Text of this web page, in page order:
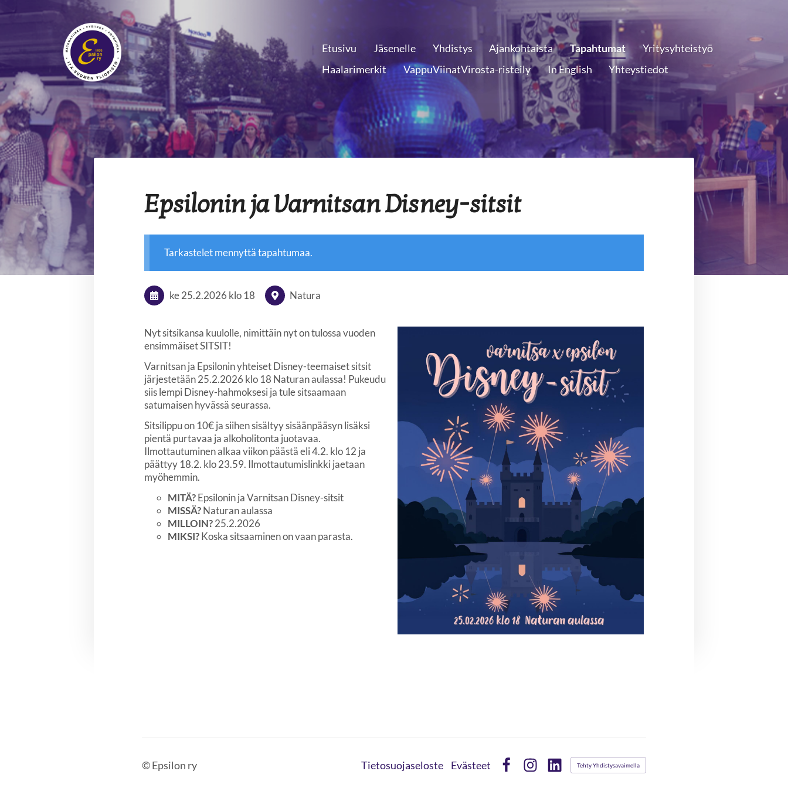
Siirry
Epsilon ry
Etusivu Jäsenelle Yhdistys Ajankohtaista Tapahtumat
Yritysyhteistyö
Haalarimerkit
VappuViinatVirosta-risteily In English Yhteystiedot
Epsilonin ja Varnitsan Disney-sitsit
Tarkastelet mennyttä tapahtumaa.
ke 25.2.2026 klo 18 Natura
Nyt sitsikansa kuulolle, nimittäin nyt on tulossa vuoden
ensimmäiset SITSIT!
Varnitsan ja Epsilonin yhteiset Disney-teemaiset sitsit
järjestetään 25.2.2026 klo 18 Naturan aulassa! Pukeudu
siis lempi Disney-hahmoksesi ja tule sitsaamaan
satumaisen hyvässä seurassa.
Sitsilippu on 10€ ja siihen sisältyy sisäänpääsyn lisäksi
pientä purtavaa ja alkoholitonta juotavaa.
Ilmottautuminen alkaa viikon päästä eli 4.2. klo 12 ja
päättyy 18.2. klo 23.59. Ilmottautumislinkki jaetaan
myöhemmin.
MITÄ?Epsilonin ja Varnitsan Disney-sitsit
MISSÄ?Naturan aulassa
MILLOIN?25.2.2026
MIKSI?Koska sitsaaminen on vaan parasta.
©Epsilon ry Tietosuojaseloste
Evästeet
LinkedIn
Tehty Yhdistysavaimella